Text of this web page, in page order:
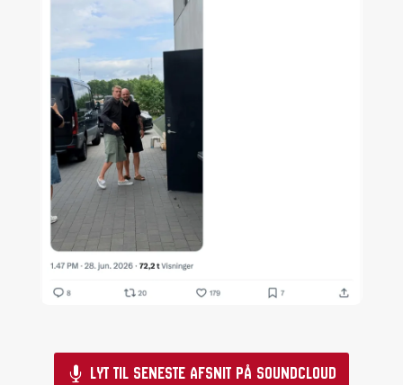
Lyt til seneste afsnit på Soundcloud